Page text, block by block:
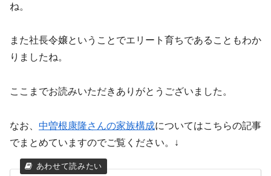
ね。
また社長令嬢ということでエリート育ちであることもわか
りましたね。
ここまでお読みいただきありがとうございました。
なお、 中曽根康隆さんの家族構成についてはこちらの記事
でまとめていますのでご覧ください。↓